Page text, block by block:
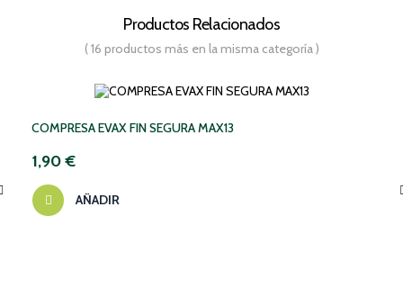
Productos Relacionados
( 16 productos más en la misma categoría )
COMPRESA EVAX FIN SEGURA MAX13
1,90 €
AÑADIR